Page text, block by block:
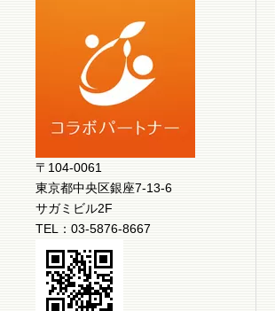
〒104-0061
東京都中央区銀座7-13-6
サガミビル2F
TEL：03-5876-8667